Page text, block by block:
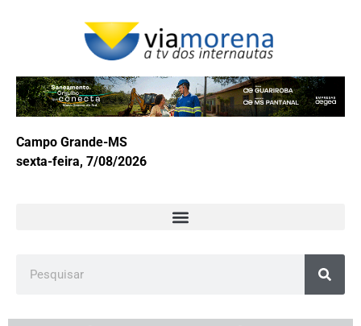
Campo Grande-MS
sexta-feira, 7/08/2026